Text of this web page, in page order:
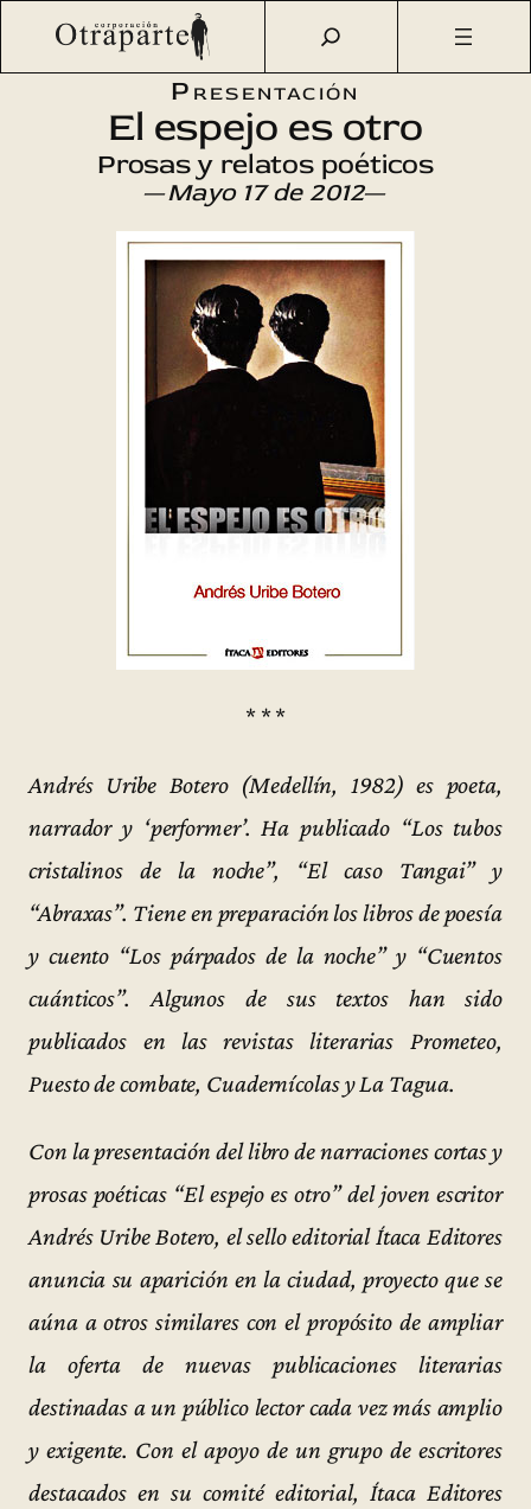
Saltar
Otraparte.org/Agenda Cultural Literatura
El espejo es
Presentación
El espejo es otro
Prosas y relatos poéticos
—Mayo 17 de 2012—
* * *
Andrés Uribe Botero (Medellín, 1982) es poeta,
narrador y ‘performer’. Ha publicado “Los tubos
cristalinos de la noche”, “El caso Tangai” y
“Abraxas”. Tiene en preparación los libros de poesía
y cuento “Los párpados de la noche” y “Cuentos
cuánticos”. Algunos de sus textos han sido
publicados en las revistas literarias Prometeo,
Puesto de combate, Cuadernícolas y La Tagua.
Con la presentación del libro de narraciones cortas y
prosas poéticas “El espejo es otro” del joven escritor
Andrés Uribe Botero, el sello editorial Ítaca Editores
anuncia su aparición en la ciudad, proyecto que se
aúna a otros similares con el propósito de ampliar
la oferta de nuevas publicaciones literarias
destinadas a un público lector cada vez más amplio
y exigente. Con el apoyo de un grupo de escritores
destacados en su comité editorial, Ítaca Editores